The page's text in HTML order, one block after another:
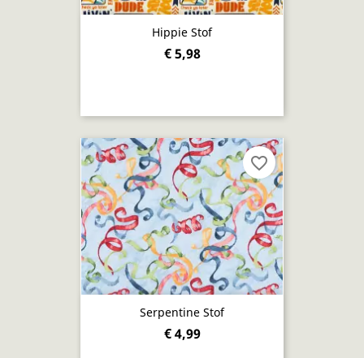
Hippie Stof
€ 5,98
Serpentine Stof
€ 4,99
favorite_border